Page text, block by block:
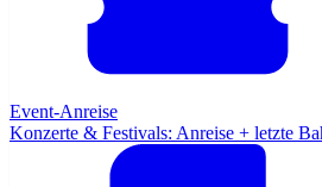
Event-Anreise
Konzerte & Festivals: Anreise + letzte